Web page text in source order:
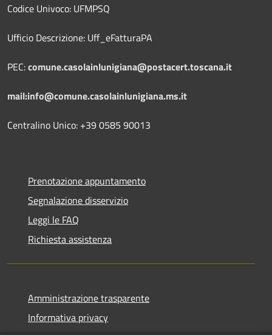
Codice Univoco: UFMPSQ
Ufficio Descrizione: Uff_eFatturaPA
PEC:comune.casolainlunigiana@postacert.toscana.it
mail:info@comune.casolainlunigiana.ms.it
Centralino Unico: +39 0585 90013
Prenotazione appuntamento
Segnalazione disservizio
Leggi le FAQ
Richiesta assistenza
Amministrazione trasparente
Informativa privacy